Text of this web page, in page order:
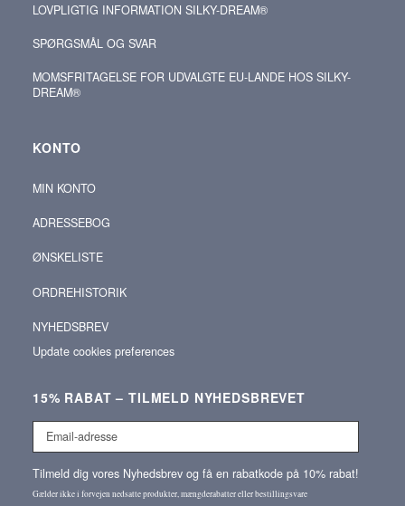
LOVPLIGTIG INFORMATION SILKY-DREAM®
SPØRGSMÅL OG SVAR
MOMSFRITAGELSE FOR UDVALGTE EU-LANDE HOS SILKY-
DREAM®
KONTO
MIN KONTO
ADRESSEBOG
ØNSKELISTE
ORDREHISTORIK
NYHEDSBREV
Update cookies preferences
15% RABAT – TILMELD NYHEDSBREVET
Email-
adresse
Tilmeld dig vores Nyhedsbrev og få en rabatkode på 10% rabat!
Gælder ikke i forvejen nedsatte produkter, mængderabatter eller bestillingsvare